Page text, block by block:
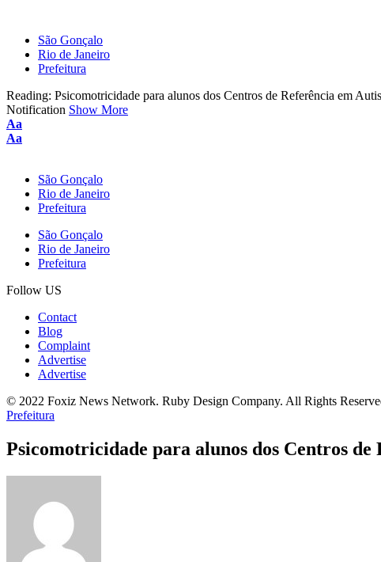
São Gonçalo
Rio de Janeiro
Prefeitura
Reading: Psicomotricidade para alunos dos Centros de Referência em
Notification Show More
Aa
Aa
São Gonçalo
Rio de Janeiro
Prefeitura
São Gonçalo
Rio de Janeiro
Prefeitura
Follow US
Contact
Blog
Complaint
Advertise
Advertise
© 2022 Foxiz News Network. Ruby Design Company. All Rights
Prefeitura
Psicomotricidade para alunos dos Centros de